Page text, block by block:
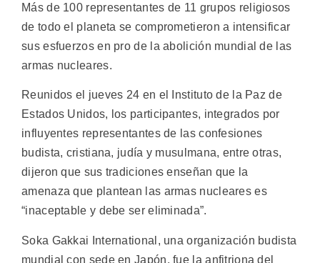
Más de 100 representantes de 11 grupos religiosos
de todo el planeta se comprometieron a intensificar
sus esfuerzos en pro de la abolición mundial de las
armas nucleares.
Reunidos el jueves 24 en el Instituto de la Paz de
Estados Unidos, los participantes, integrados por
influyentes representantes de las confesiones
budista, cristiana, judía y musulmana, entre otras,
dijeron que sus tradiciones enseñan que la
amenaza que plantean las armas nucleares es
“inaceptable y debe ser eliminada”.
Soka Gakkai International, una organización budista
mundial con sede en Japón, fue la anfitriona del